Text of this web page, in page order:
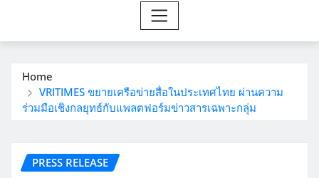
Home
VRITIMES ขยายเครือข่ายสื่อในประเทศไทย ผ่านความ
ร่วมมือเชิงกลยุทธ์กับแพลตฟอร์มข่าวสารเฉพาะกลุ่ม
PRESS RELEASE